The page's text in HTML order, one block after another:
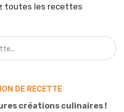
toutes les recettes
DE RECETTE
créations culinaires !